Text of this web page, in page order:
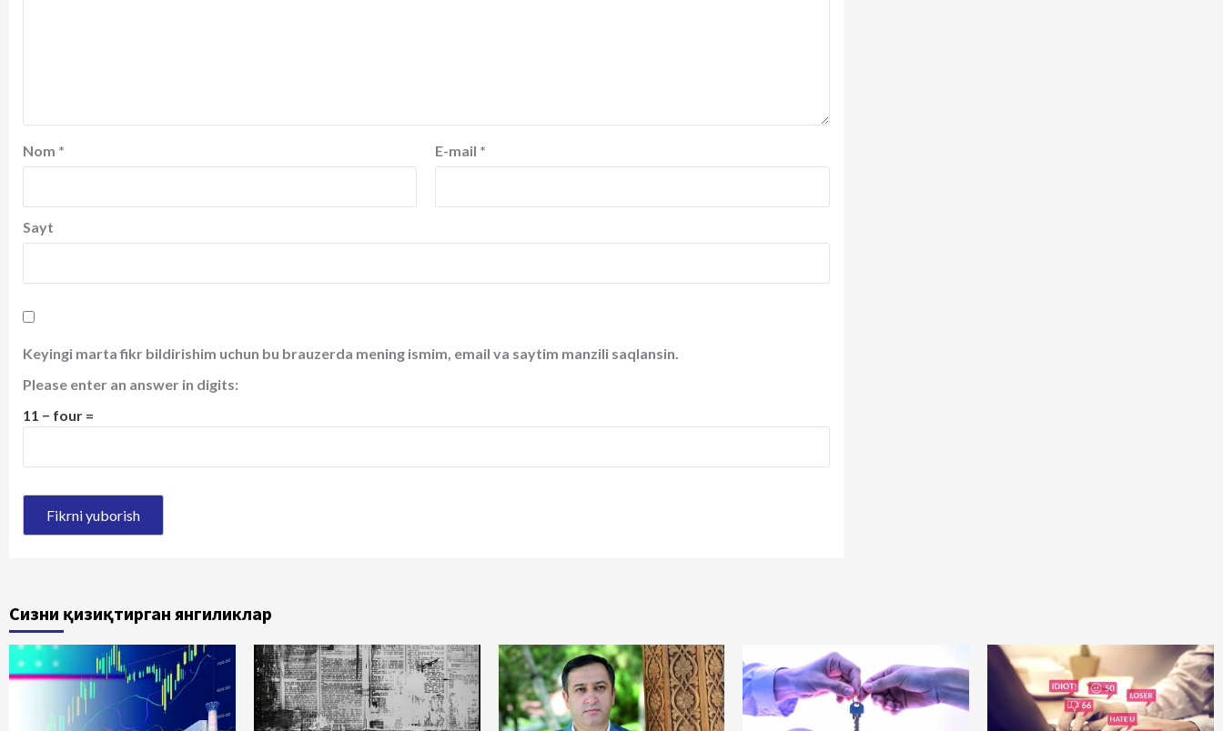
Nom * E-mail *
Sayt
Keyingi marta fikr bildirishim uchun bu brauzerda mening ismim, email va saytim manzili saqlansin.
Please enter an answer in digits:
11 − four =
Сизни қизиқтирган янгиликлар